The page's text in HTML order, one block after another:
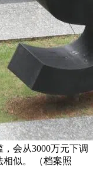
会从3000万元下调
相似。 （档案照